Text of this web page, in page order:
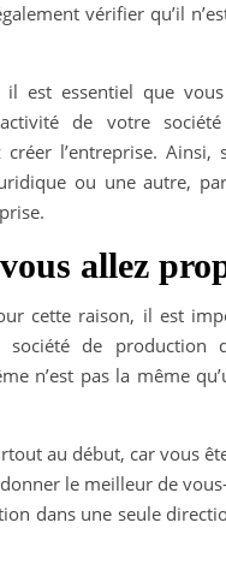
vérifier qu’il
est essentiel que
de votre
l’entreprise. Ainsi,
ou une autre,
allez
cette raison, il est
de production
n’est pas la même
au début, car vous
le meilleur de
dans une seule